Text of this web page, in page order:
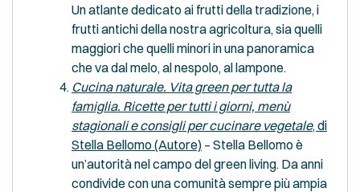
Un atlante dedicato ai frutti della tradizione, i
frutti antichi della nostra agricoltura, sia quelli
maggiori che quelli minori in una panoramica
che va dal melo, al nespolo, al lampone.
Cucina naturale. Vita green per tutta la
famiglia. Ricette per tutti i giorni, menù
stagionali e consigli per cucinare vegetale, di
Stella Bellomo (Autore) – Stella Bellomo è
un’autorità nel campo del green living. Da anni
condivide con una comunità sempre più ampia